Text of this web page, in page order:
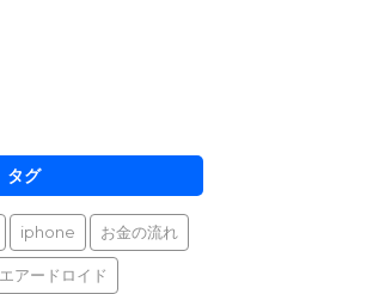
タグ
iphone お金の流れ
エアードロイド